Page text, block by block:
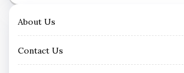
About Us
Contact Us